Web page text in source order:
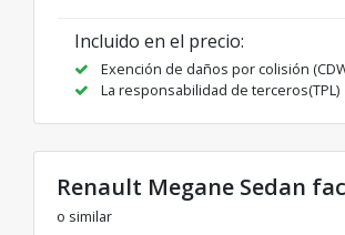
Incluido en el precio:
Exención de daños por colisión
La responsabilidad de terceros(TPL)
Renault Megane Sedan
o similar